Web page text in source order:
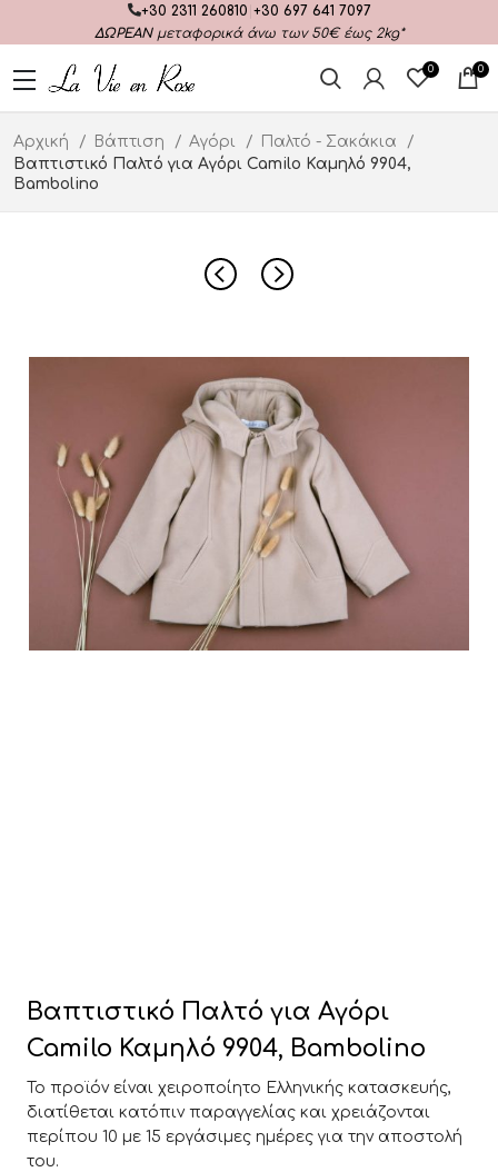
+30 2311 260810 +30 697 641 7097
ΔΩΡΕΑΝμεταφορικά άνω των 50€ έως 2kg*
0 0
Αρχική Βάπτιση Αγόρι
Παλτό - Σακάκια
Βαπτιστικό Παλτό για Αγόρι Camilo Καμηλό 9904,
Bambolino
Βαπτιστικό Παλτό για Αγόρι
Camilo Καμηλό 9904, Bambolino
Το προϊόν είναι χειροποίητο Ελληνικής κατασκευής,
διατίθεται κατόπιν παραγγελίας και χρειάζονται
περίπου 10 με 15 εργάσιμες ημέρες για την αποστολή
του.